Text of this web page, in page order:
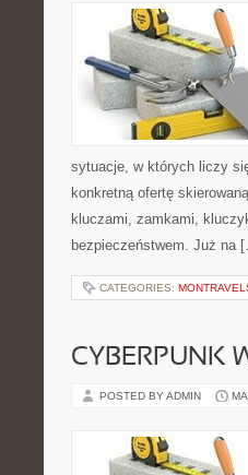
sytuacje, w których liczy
konkretną ofertę
kluczami, zamkami,
bezpieczeństwem. Już na
CATEGORIES:
CYBERPUNK
POSTED BY ADMIN